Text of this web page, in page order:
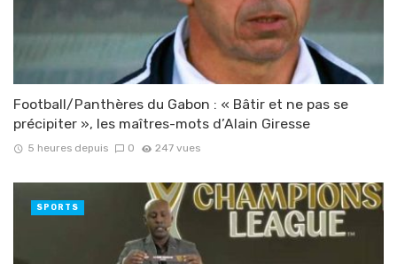
Football/Panthères du Gabon : « Bâtir et ne pas se
précipiter », les maîtres-mots d’Alain Giresse
5 heures depuis 0 247 vues
SPORTS